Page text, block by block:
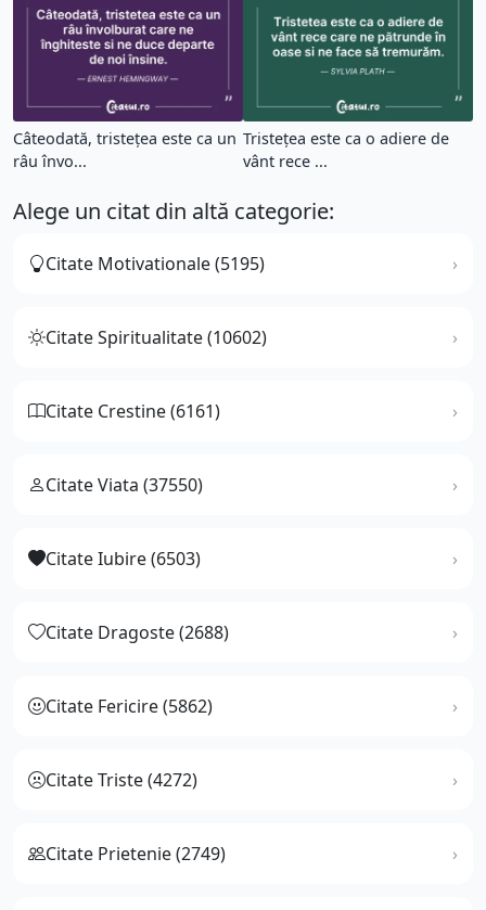
Câteodată, tristețea este ca un
râu învo...
Tristețea este ca o adiere de
vânt rece ...
Alege un citat din altă categorie:
Citate Motivationale (5195)
Citate Spiritualitate (10602)
Citate Crestine (6161)
Citate Viata (37550)
Citate Iubire (6503)
Citate Dragoste (2688)
Citate Fericire (5862)
Citate Triste (4272)
Citate Prietenie (2749)